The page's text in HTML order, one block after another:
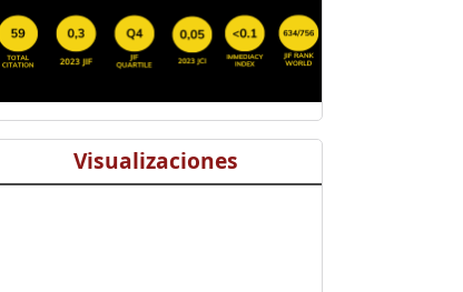
Visualizaciones